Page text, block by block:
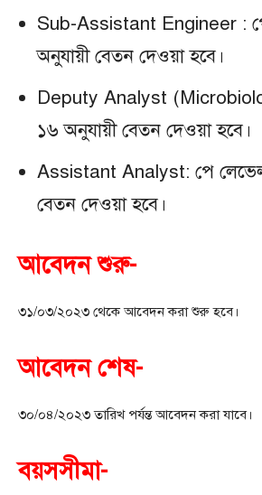
Sub-Assistant Engineer :
অনুযায়ী বেতন দেওয়া হবে।
Deputy Analyst
১৬ অনুযায়ী বেতন দেওয়া হবে।
Assistant Analyst: পে
বেতন দেওয়া হবে।
আবেদন শুরু-
৩১/০৩/২০২৩ থেকে আবেদন করা শুরু হবে।
আবেদন শেষ-
৩০/০৪/২০২৩ তারিখ পর্যন্ত আবেদন করা যাবে।
বয়সসীমা-